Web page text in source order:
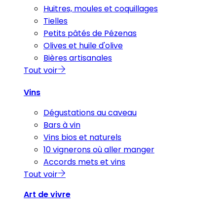
Huitres, moules et coquillages
Tielles
Petits pâtés de Pézenas
Olives et huile d'olive
Bières artisanales
Tout voir
Vins
Dégustations au caveau
Bars à vin
Vins bios et naturels
10 vignerons où aller manger
Accords mets et vins
Tout voir
Art de vivre